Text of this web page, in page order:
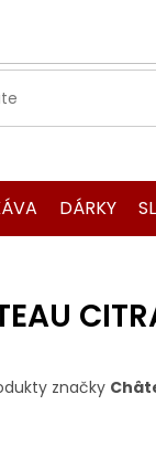
DÁRKY
značky